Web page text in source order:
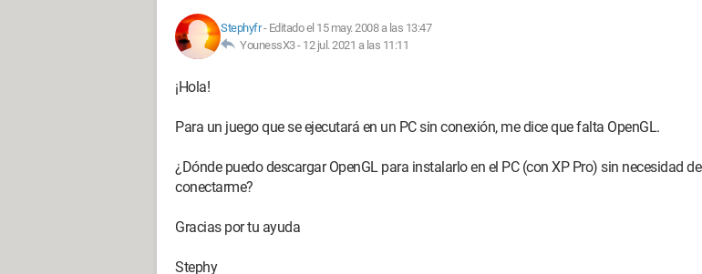
Stephyfr- Editado el 15 may. 2008 a las 13:47
YounessX3 - 12 jul. 2021 a las 11:11
¡Hola!
Para un juego que se ejecutará en un PC sin conexión, me dice que falta OpenGL.
¿Dónde puedo descargar OpenGL para instalarlo en el PC (con XP Pro) sin necesidad de
conectarme?
Gracias por tu ayuda
Stephy